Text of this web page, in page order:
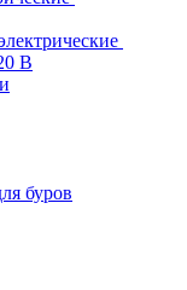
В
буров